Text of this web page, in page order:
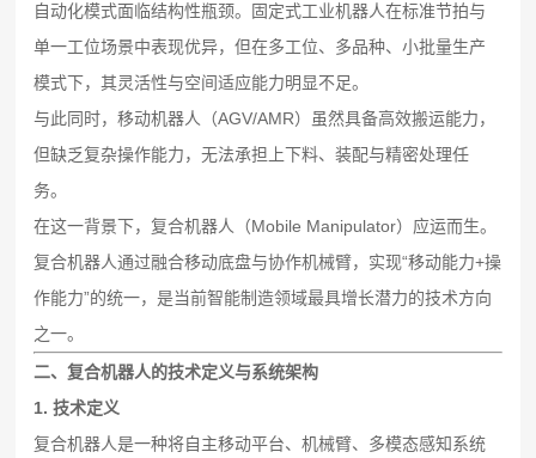
自动化模式面临结构性瓶颈。固定式工业机器人在标准节拍与
单一工位场景中表现优异，但在多工位、多品种、小批量生产
模式下，其灵活性与空间适应能力明显不足。
与此同时，移动机器人（AGV/AMR）虽然具备高效搬运能力，
但缺乏复杂操作能力，无法承担上下料、装配与精密处理任
务。
在这一背景下，复合机器人（Mobile Manipulator）应运而生。
复合机器人通过融合移动底盘与协作机械臂，实现“移动能力+操
作能力”的统一，是当前智能制造领域最具增长潜力的技术方向
之一。
二、复合机器人的技术定义与系统架构
1. 技术定义
复合机器人是一种将自主移动平台、机械臂、多模态感知系统